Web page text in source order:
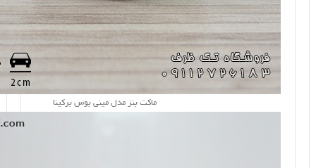
ماکت بنز مدل مینی بوس برکینا